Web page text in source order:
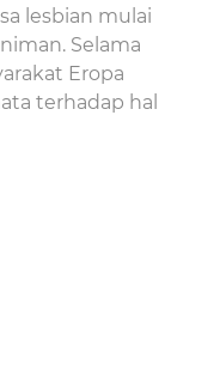
lesbian mulai
Selama
Eropa
terhadap hal